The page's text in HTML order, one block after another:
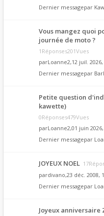
Dernier messagepar
Vous mangez quoi
journée de moto ?
1Réponses201Vues
parLoanne2,12 juil. 2026,
Dernier messagepar
Petite question
kawette)
0Réponses479Vues
parLoanne2,01 juin
Dernier messagepar
JOYEUX NOEL
pardivano,23 déc. 2008,
Dernier messagepar
Joyeux anniversaire